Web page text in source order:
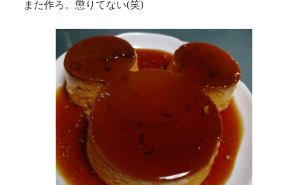
また作ろ。懲りてない(笑)